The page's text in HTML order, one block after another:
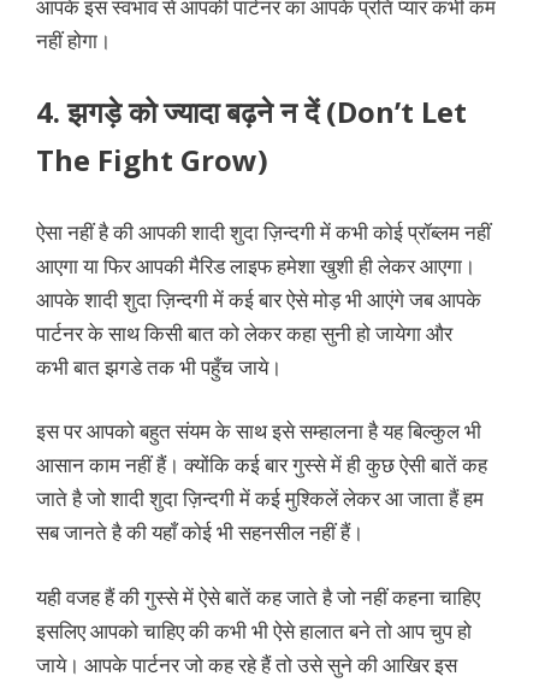
आपके इस स्वभाव से आपकी पार्टनर का आपके प्रति प्यार कभी कम
नहीं होगा।
4. झगड़े को ज्यादा बढ़ने न दें (Don’t Let
The Fight Grow)
ऐसा नहीं है की आपकी शादी शुदा ज़िन्दगी में कभी कोई प्रॉब्लम नहीं
आएगा या फिर आपकी मैरिड लाइफ हमेशा खुशी ही लेकर आएगा।
आपके शादी शुदा ज़िन्दगी में कई बार ऐसे मोड़ भी आएंगे जब आपके
पार्टनर के साथ किसी बात को लेकर कहा सुनी हो जायेगा और
कभी बात झगडे तक भी पहुँच जाये।
इस पर आपको बहुत संयम के साथ इसे सम्हालना है यह बिल्कुल भी
आसान काम नहीं हैं। क्योंकि कई बार गुस्से में ही कुछ ऐसी बातें कह
जाते है जो शादी शुदा ज़िन्दगी में कई मुश्किलें लेकर आ जाता हैं हम
सब जानते है की यहाँ कोई भी सहनसील नहीं हैं।
यही वजह हैं की गुस्से में ऐसे बातें कह जाते है जो नहीं कहना चाहिए
इसलिए आपको चाहिए की कभी भी ऐसे हालात बने तो आप चुप हो
जाये। आपके पार्टनर जो कह रहे हैं तो उसे सुने की आखिर इस